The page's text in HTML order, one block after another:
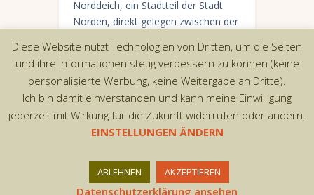
Norddeich, ein Stadtteil der Stadt
Norden, direkt gelegen zwischen der
Niedersächsisches Wattenmeer.
Bekannt ist Norddeich vor allem als
Hafen…
Copyright © 2026 by AxiomThemes. All rights
reserved.
Diese Website nutzt Technologien von Dritten, um die Seiten
und ihre Informationen stetig verbessern zu können (keine
personalisierte Werbung, keine Weitergabe an Dritte).
Ich bin damit einverstanden und kann meine Einwilligung
jederzeit mit Wirkung für die Zukunft widerrufen oder ändern.
EINSTELLUNGEN ÄNDERN
ABLEHNEN AKZEPTIEREN
Datenschutzerklärung ansehen